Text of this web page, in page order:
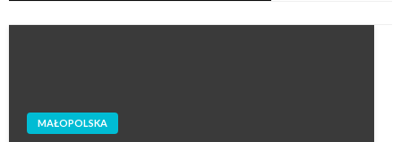
MAŁOPOLSKA